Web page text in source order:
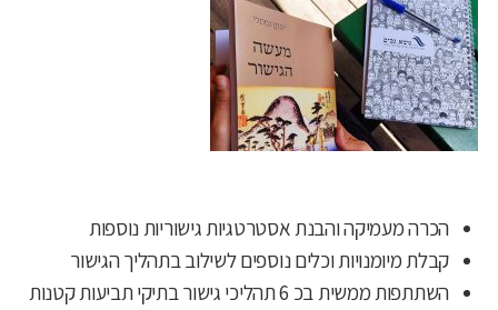
הכרה מעמיקה והבנת אסטרטגיות גישוריות נוספות
קבלת מיומנויות וכלים נוספים לשילוב בתהליך הגישור
השתתפות ממשית בכ 6 תהליכי גישור בתיקי תביעות קטנות